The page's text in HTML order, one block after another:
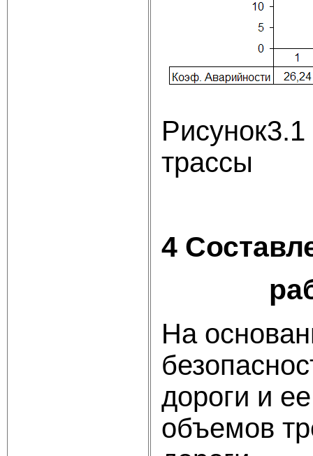
трассы
4
На
дороги и
объемов